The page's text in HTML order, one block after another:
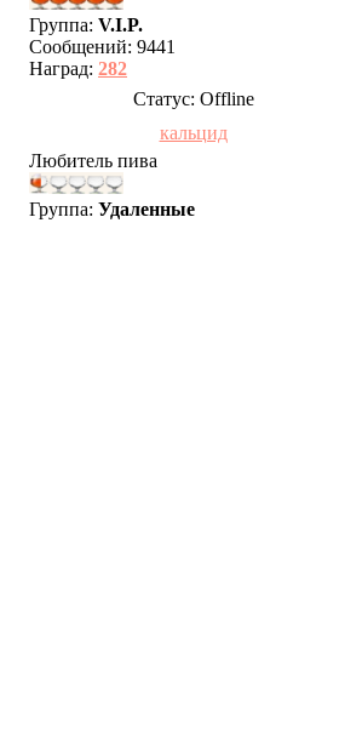
Группа: V.I.P.
Сообщений: 9441
Наград: 282
Статус: Offline
кальцид
Любитель пива
Группа: Удаленные